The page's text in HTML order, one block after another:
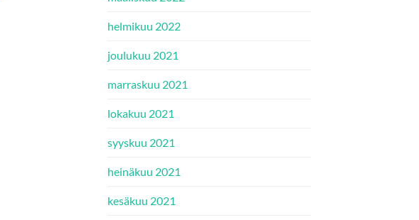
helmikuu 2022
joulukuu 2021
marraskuu 2021
lokakuu 2021
syyskuu 2021
heinäkuu 2021
kesäkuu 2021